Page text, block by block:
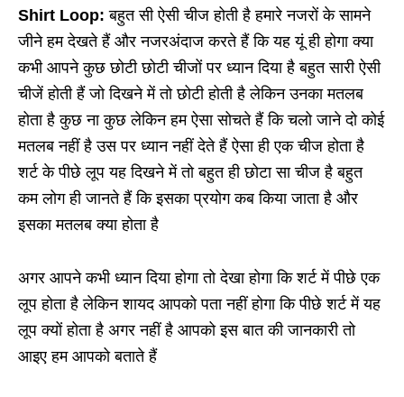
Shirt Loop: बहुत सी ऐसी चीज होती है हमारे नजरों के सामने
जीने हम देखते हैं और नजरअंदाज करते हैं कि यह यूं ही होगा क्या
कभी आपने कुछ छोटी छोटी चीजों पर ध्यान दिया है बहुत सारी ऐसी
चीजें होती हैं जो दिखने में तो छोटी होती है लेकिन उनका मतलब
होता है कुछ ना कुछ लेकिन हम ऐसा सोचते हैं कि चलो जाने दो कोई
मतलब नहीं है उस पर ध्यान नहीं देते हैं ऐसा ही एक चीज होता है
शर्ट के पीछे लूप यह दिखने में तो बहुत ही छोटा सा चीज है बहुत
कम लोग ही जानते हैं कि इसका प्रयोग कब किया जाता है और
इसका मतलब क्या होता है
अगर आपने कभी ध्यान दिया होगा तो देखा होगा कि शर्ट में पीछे एक
लूप होता है लेकिन शायद आपको पता नहीं होगा कि पीछे शर्ट में यह
लूप क्यों होता है अगर नहीं है आपको इस बात की जानकारी तो
आइए हम आपको बताते हैं